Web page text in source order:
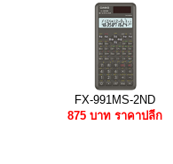
FX-991MS-2ND
875 บาท ราคาปลีก